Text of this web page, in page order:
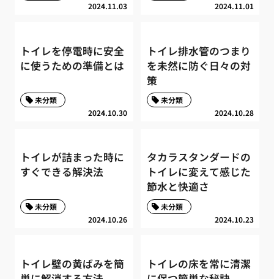
2024.11.03 2024.11.01
トイレを停電時に安全
に使うための準備とは
2024.10.30
未分類
トイレ排水管のつまり
を未然に防ぐ日々の対
策
2024.10.28
未分類
トイレが詰まった時に
すぐできる解決法
2024.10.26
未分類
タカラスタンダードの
トイレに変えて感じた
節水と快適さ
2024.10.23
未分類
トイレ壁の黄ばみを簡
トイレの床を常に清潔